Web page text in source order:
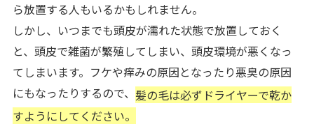
ら放置する人もいるかもしれません。
しかし、いつまでも頭皮が濡れた状態で放置しておく
と、頭皮で雑菌が繁殖してしまい、頭皮環境が悪くなっ
てしまいます。フケや痒みの原因となったり悪臭の原因
にもなったりするので、 髪の毛は必ずドライヤーで乾か
すようにしてください。